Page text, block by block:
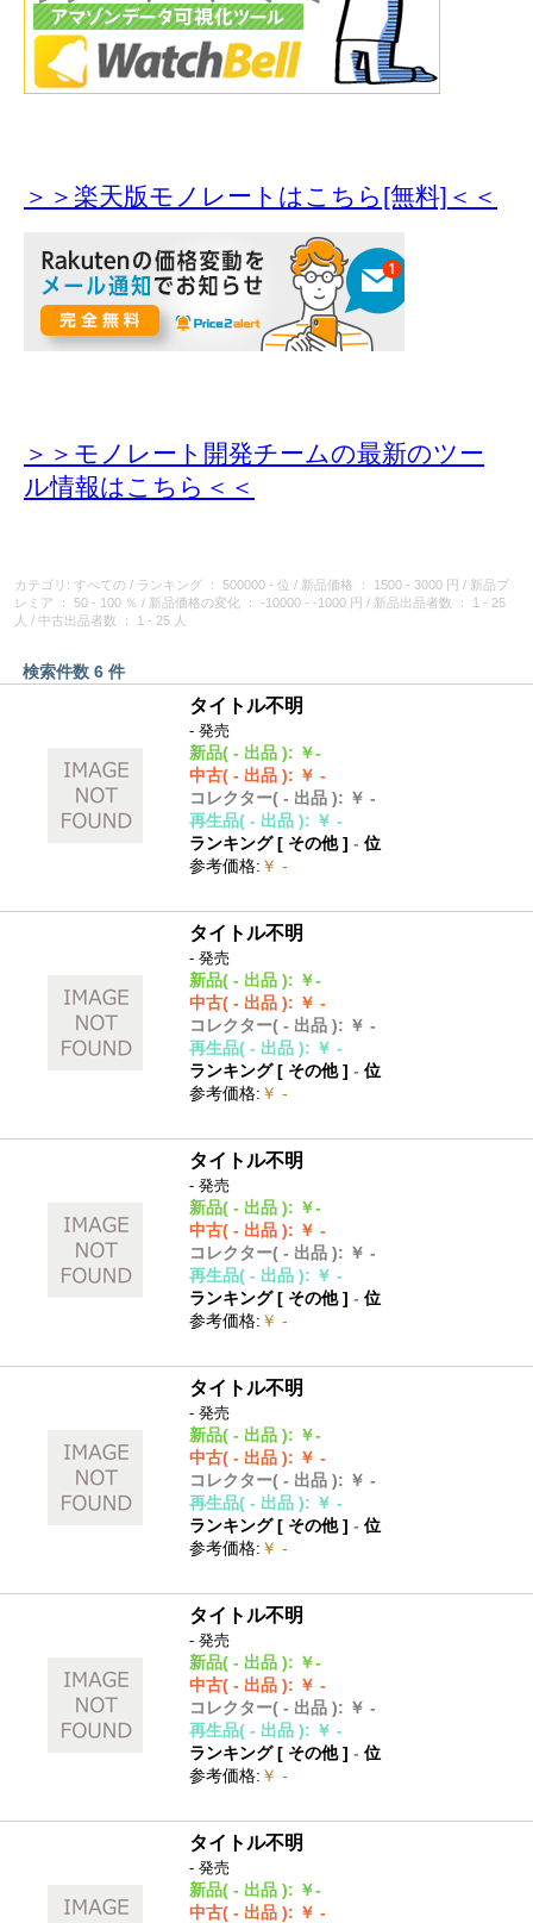
＞＞楽天版モノレートはこちら[無料]＜＜
＞＞モノレート開発チームの最新のツー
ル情報はこちら＜＜
カテゴリ: すべての / ランキング ： 500000 - 位 / 新品価格 ： 1500 - 3000 円 / 新品プ
レミア
： 50 - 100 ％ / 新品価格の変化 ： -10000 - -1000 円 / 新品出品者数
： 1 - 25
人 / 中古出品者数 ： 1 - 25 人
検索件数 6 件
タイトル不明
- 発売
新品( - 出品 ): ￥-
中古( - 出品 ): ￥ -
コレクター( - 出品 ): ￥ -
再生品( - 出品 ): ￥ -
ランキング [ その他]- 位
参考価格: ￥ -
タイトル不明
- 発売
新品( - 出品 ): ￥-
中古( - 出品 ): ￥ -
コレクター( - 出品 ): ￥ -
再生品( - 出品 ): ￥ -
ランキング [ その他]- 位
参考価格: ￥ -
タイトル不明
- 発売
新品( - 出品 ): ￥-
中古( - 出品 ): ￥ -
コレクター( - 出品 ): ￥ -
再生品( - 出品 ): ￥ -
ランキング [ その他]- 位
参考価格: ￥ -
タイトル不明
- 発売
新品( - 出品 ): ￥-
中古( - 出品 ): ￥ -
コレクター( - 出品 ): ￥ -
再生品( - 出品 ): ￥ -
ランキング [ その他]- 位
参考価格: ￥ -
タイトル不明
- 発売
新品( - 出品 ): ￥-
中古( - 出品 ): ￥ -
コレクター( - 出品 ): ￥ -
再生品( - 出品 ): ￥ -
ランキング [ その他]- 位
参考価格: ￥ -
タイトル不明
- 発売
新品( - 出品 ): ￥-
中古( - 出品 ): ￥ -